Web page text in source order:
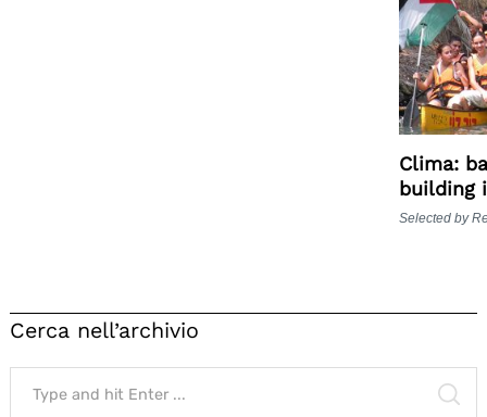
Clima:
building
Selected by
Cerca nell’archivio
Search
for: